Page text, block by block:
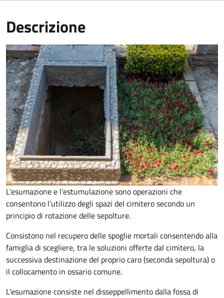
Descrizione
L'esumazione e l'estumulazione sono operazioni che
consentono l’utilizzo degli spazi del cimitero secondo un
principio di rotazione delle sepolture.
Consistono nel recupero delle spoglie mortali consentendo alla
famiglia di scegliere, tra le soluzioni offerte dal cimitero, la
successiva destinazione del proprio caro (seconda sepoltura)o
il collocamento in ossario comune.
L'esumazione consiste nel disseppellimento dalla fossa di